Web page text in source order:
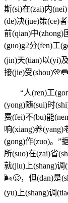
斯(si)在(zai)内
(de)决(jue)策(ce)
前(qian)中(zhong)
(guo)g2分(fen)工
(jin)天(tian)以(yi)
接(jie)受
“人(ren)工
(yong)随(sui)时
费(fei)不(bu)能
响(xiang)养(yang)
(gong)作(zuo)。”
所(suo)在(zai)省
就(jiu)上(shang)
🌬🥴，但(dan)是
(yu)上(shang)调